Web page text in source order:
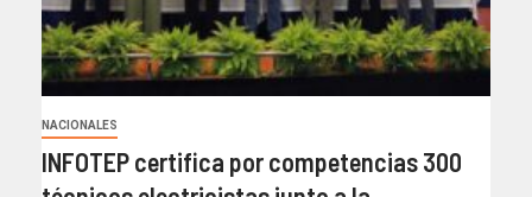
NACIONALES
INFOTEP certifica por competencias 300